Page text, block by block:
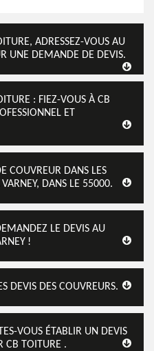
ADRESSEZ-VOUS AU
UNE DEMANDE DE DEVIS.
: FIEZ-VOUS À CB
ET
COUVREUR DANS LES
DANS LE 55000.
LE DEVIS AU
!
DEVIS DES COUVREURS.
VOUS ÉTABLIR UN DEVIS
CB TOITURE .